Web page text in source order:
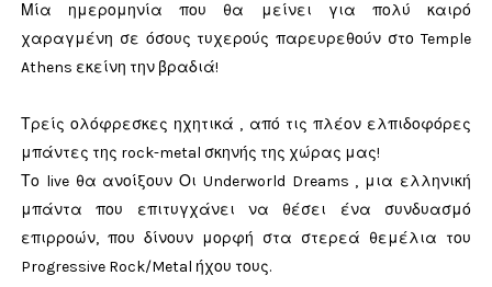
Μία ημερομηνία που θα μείνει για πολύ καιρό
χαραγμένη σε όσους τυχερούς παρευρεθούν στο Temple
Athens εκείνη την βραδιά!
Τρείς ολόφρεσκες ηχητικά , από τις πλέον ελπιδοφόρες
μπάντες της rock-metal σκηνής της χώρας μας!
Το live θα ανοίξουν Οι Underworld Dreams , μια ελληνική
μπάντα που επιτυγχάνει να θέσει ένα συνδυασμό
επιρροών, που δίνουν μορφή στα στερεά θεμέλια του
Progressive Rock/Metal ήχου τους.